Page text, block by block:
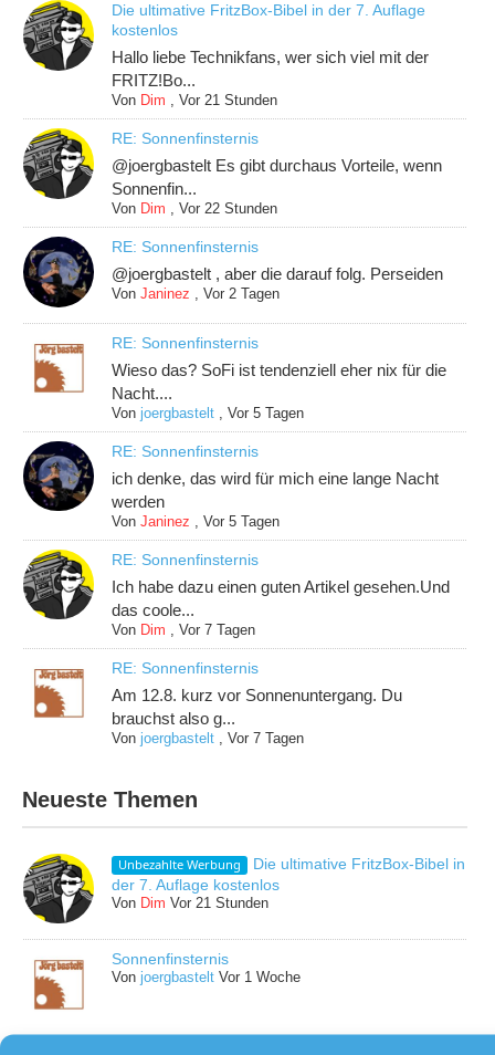
Die ultimative FritzBox-Bibel in der 7. Auflage
kostenlos
Hallo liebe Technikfans, wer sich viel mit der
FRITZ!Bo...
Von Dim ,Vor 21 Stunden
RE: Sonnenfinsternis
@joergbastelt Es gibt durchaus Vorteile, wenn
Sonnenfin...
Von Dim ,Vor 22 Stunden
RE: Sonnenfinsternis
@joergbastelt , aber die darauf folg. Perseiden
VonJaninez ,Vor 2 Tagen
RE: Sonnenfinsternis
Wieso das? SoFi ist tendenziell eher nix für die
Nacht....
Vonjoergbastelt ,Vor 5 Tagen
RE: Sonnenfinsternis
ich denke, das wird für mich eine lange Nacht
werden
VonJaninez ,Vor 5 Tagen
RE: Sonnenfinsternis
Ich habe dazu einen guten Artikel gesehen.Und
das coole...
Von Dim ,Vor 7 Tagen
RE: Sonnenfinsternis
Am 12.8. kurz vor Sonnenuntergang. Du
brauchst also g...
Vonjoergbastelt ,Vor 7 Tagen
Neueste Themen
Unbezahlte Werbung
Die ultimative FritzBox-Bibel in
der 7. Auflage kostenlos
Von Dim Vor 21 Stunden
Sonnenfinsternis
Vonjoergbastelt Vor 1 Woche